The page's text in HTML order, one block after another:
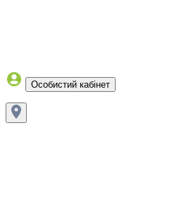
Особистий кабінет